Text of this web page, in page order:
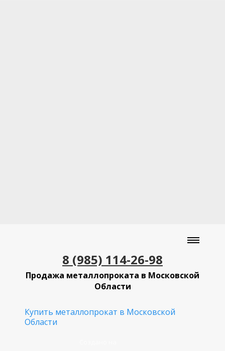
8 (985) 114-26-98
Продажа металлопроката в Московской
Области
Купить металлопрокат в Московской
Области